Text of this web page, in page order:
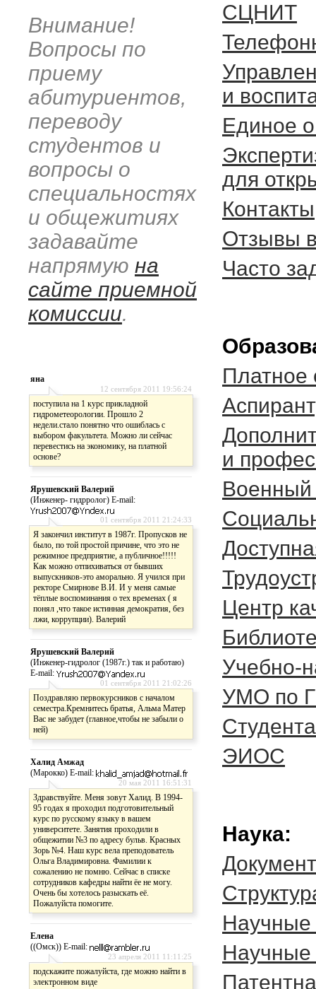
Внимание!
Вопросы по
приему
абитуриентов,
переводу
студентов и
вопросы о
специальностях
и общежитиях
задавайте
напрямую на
сайте приемной
комиссии.
яна
12 сентября 2011 19:56:24
поступила на 1 курс прикладной
гидрометеорологии. Прошло 2
недели.стало понятно что ошиблась с
выбором факультета. Можно ли сейчас
перевестись на экономику, на платной
основе?
Ярушевский Валерий
(Инженер- гидрролог) E-mail:
01 сентября 2011 21:24:33
Я закончил институт в 1987г. Пропусков не
было, по той простой причине, что это не
режимное предприятие, а публичное!!!!!
Как можно отпихиваться от бывших
выпускников-это аморально. Я учился при
ректоре Смирнове В.И. И у меня самые
тёплые воспоминания о тех временах ( я
понял ,что такое истинная демократия, без
лжи, коррупции). Валерий
Ярушевский Валерий
(Инженер-гидролог (1987г.) так и работаю)
E-mail:
01 сентября 2011 21:02:26
Поздравляю первокурсников с началом
семестра.Кремнитесь братья, Альма Матер
Вас не забудет (главное,чтобы не забыли о
ней)
Халид Амжад
(Марокко) E-mail:
20 мая 2011 16:51:31
Здравствуйте. Меня зовут Халид. В 1994-
95 годах я проходил подготовительный
курс по русскому языку в вашем
университете. Занятия проходили в
общежитии №3 по адресу бульв. Красных
Зорь №4. Наш курс вела преподователь
Ольга Владимировна. Фамилии к
сожалению не помню. Сейчас в списке
сотрудников кафедры найти ёе не могу.
Очень бы хотелось разыскать её.
Пожалуйста помогите.
Елена
((Омск)) E-mail:
23 апреля 2011 11:11:25
подскажите пожалуйста, где можно найти в
электронном виде
СЦНИТ
и
Единое
для
Контакты
Отзывы
Часто
Платное
и
Военный
Центр
Учебно-
УМО по
ЭИОС
Наука:
Научные
Научные